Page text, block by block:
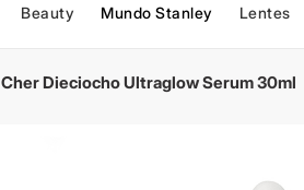
Beauty Mundo Stanley Lentes
Cher Dieciocho Ultraglow Serum 30ml